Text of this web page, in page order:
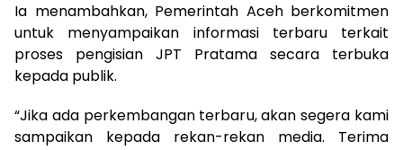
Ia menambahkan, Pemerintah Aceh berkomitmen
untuk menyampaikan informasi terbaru terkait
proses pengisian JPT Pratama secara terbuka
kepada publik.
“Jika ada perkembangan terbaru, akan segera kami
sampaikan kepada rekan-rekan media. Terima